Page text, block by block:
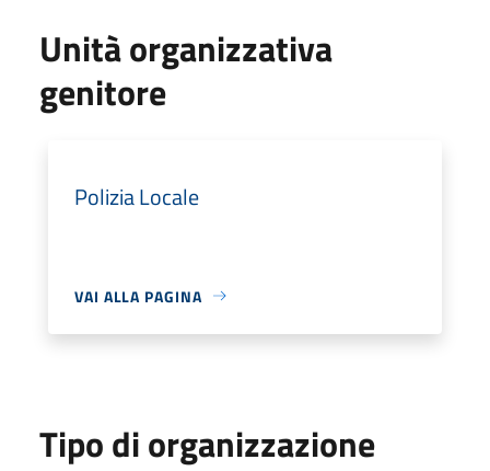
Unità organizzativa
genitore
Polizia Locale
VAI ALLA PAGINA
Tipo di organizzazione